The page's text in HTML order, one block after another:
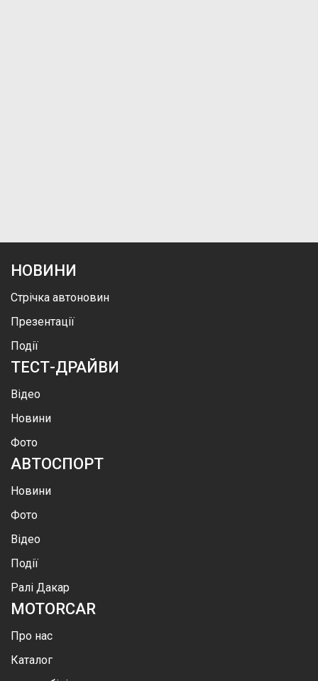
НОВИНИ
Стрічка автоновин
Презентації
Події
ТЕСТ-ДРАЙВИ
Відео
Новини
Фото
АВТОСПОРТ
Новини
Фото
Відео
Події
Ралі Дакар
MOTORCAR
Про нас
Каталог